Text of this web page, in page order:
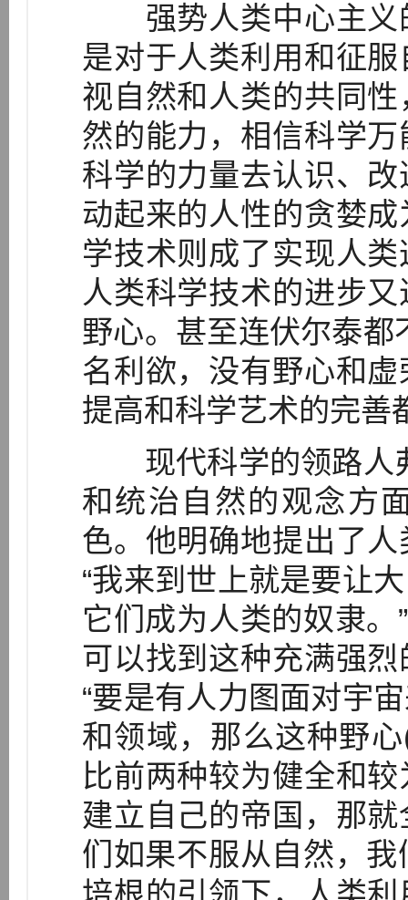
强势人类中心主义
是对于人类利用和征
视自然和人类的共同
然的能力，相信科学
科学的力量去认识、
动起来的人性的贪婪
学技术则成了实现人
人类科学技术的进步
野心。甚至连伏尔泰都
名利欲，没有野心和
提高和科学艺术的完
现代科学的领路人
和统治自然的观念方
色。他明确地提出了
“我来到世上就是要让
它们成为人类的奴隶
可以找到这种充满强
“要是有人力图面对宇
和领域，那么这种野
比前两种较为健全和
建立自己的帝国，那
们如果不服从自然，